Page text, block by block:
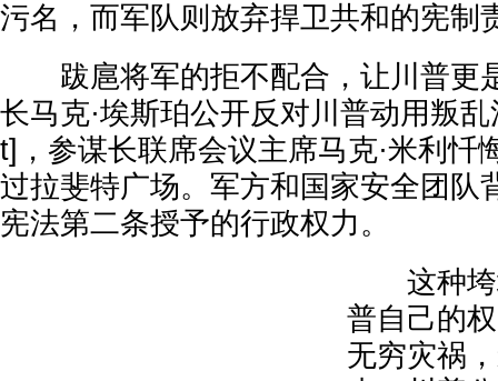
污名，而军队则放弃捍卫共和的宪制
跋扈将军的拒不配合，让川普更
长马克·埃斯珀公开反对川普动用叛
t]，参谋长联席会议主席马克·米利忏
过拉斐特广场。军方和国家安全团队
宪法第二条授予的行政权力。
这种垮
普自己的
无穷灾祸